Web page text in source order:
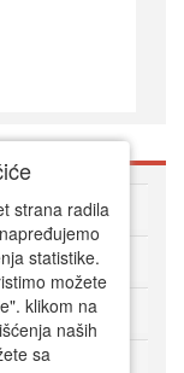
strana radila
statistike.
možete
klikom na
naših
sa